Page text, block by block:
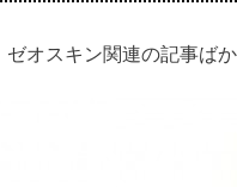
オスキン関連の記事ば